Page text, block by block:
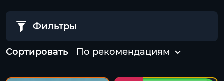
Фильтры
Сортировать По рекомендациям